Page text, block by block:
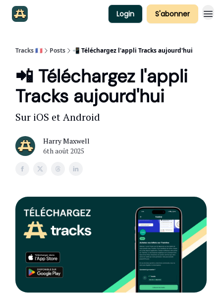
Login S'abonner
Tracks 🇫🇷 Posts 📲 Téléchargez l'appli Tracks aujourd'hui
📲 Téléchargez l'appli
Tracks aujourd'hui
Sur iOS et Android
Harry Maxwell
6th août 2025